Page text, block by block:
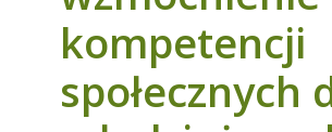
kompetencji
społecznych